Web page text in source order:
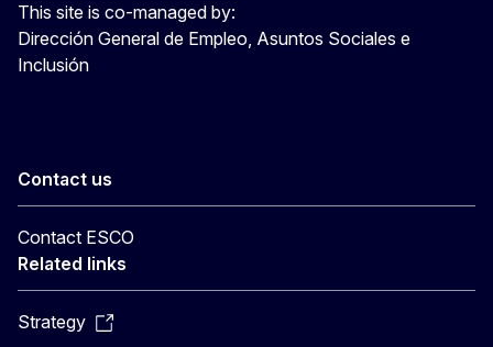
This site is co-managed by:
Dirección General de Empleo, Asuntos Sociales e
Inclusión
Contact us
Contact ESCO
Related links
Strategy